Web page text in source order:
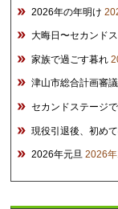
2026年の年明け
大晦日〜セカンド
家族で過ごす暮れ
津山市総合計画審
セカンドステージ
現役引退後、初め
2026年元旦 2026